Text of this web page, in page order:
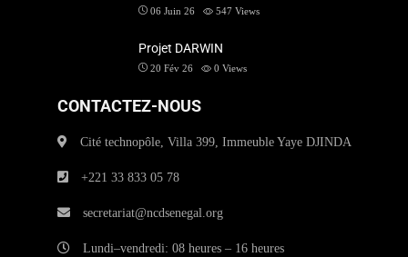
06 Juin 26 547 Views
Projet DARWIN
20 Fév 26 0 Views
CONTACTEZ-NOUS
Cité technopôle, Villa 399, Immeuble Yaye DJINDA
+221 33 833 05 78
secretariat@ncdsenegal.org
Lundi–vendredi: 08 heures – 16 heures